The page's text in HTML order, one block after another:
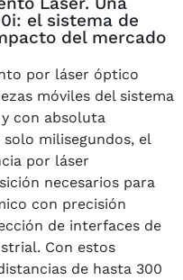
el sistema de
del mercado
por láser óptico
móviles del sistema
con absoluta
milisegundos, el
por láser
necesarios para
con precisión
de interfaces de
Con estos
de hasta 300